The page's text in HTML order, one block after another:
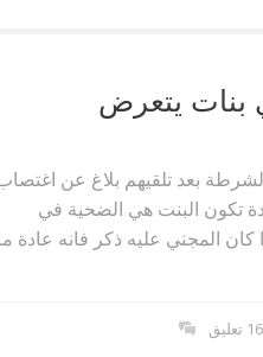
بنات يتعرض
بعد تلقيهم بلاغ عن
تكون البنت هي الضحية في
كان المجني عليه ذكر فانه عادة
16 تعليق